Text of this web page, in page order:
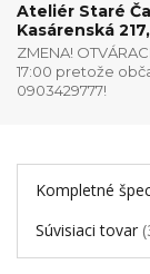
Ateliér Staré
Kasárenská
ZMENA!
17:00 pretože
0903429777!
Kompletné
Súvisiaci tovar